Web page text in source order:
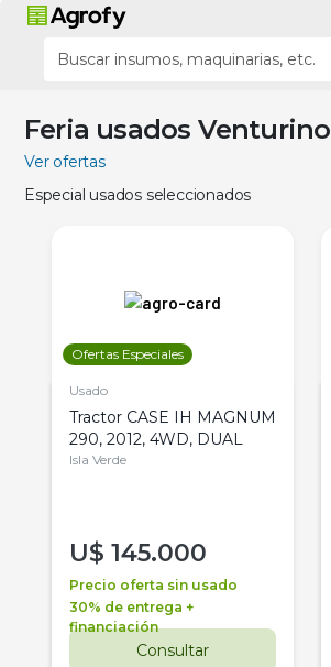
Feria usados Venturino
Ver ofertas
Especial usados seleccionados
Ofertas Especiales
Usado
Tractor CASE IH MAGNUM
290, 2012, 4WD, DUAL
Isla Verde
U$ 145.000
Precio oferta sin usado
30% de entrega +
financiación
Consultar